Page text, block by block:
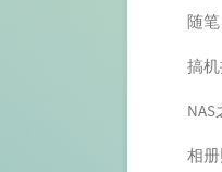
随笔
搞
NAS
相